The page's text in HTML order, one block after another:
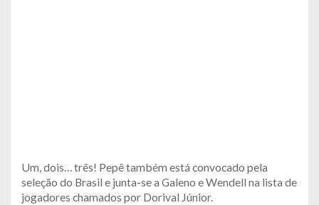
Um, dois… três! Pepê também está convocado pela
seleção do Brasil e junta-se a Galeno e Wendell na lista de
jogadores chamados por Dorival Júnior.